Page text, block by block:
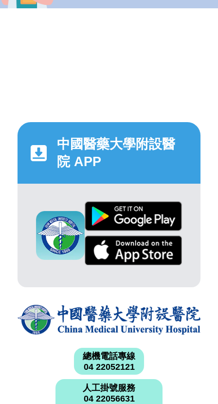
中國醫藥大學附設醫
院 APP
總機電話專線
04 22052121
人工掛號服務
04 22056631